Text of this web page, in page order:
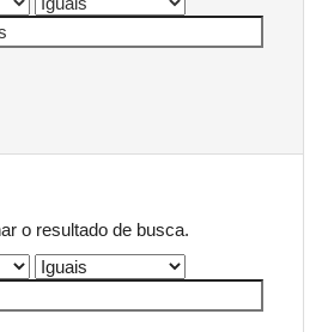
o resultado de busca.